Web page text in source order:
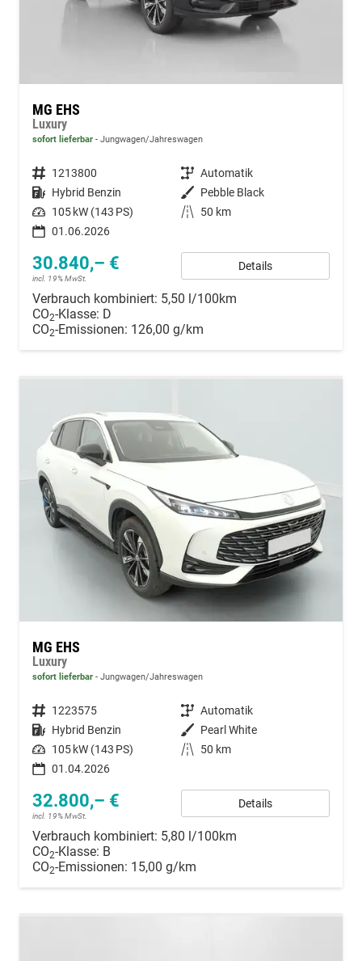
MG EHS
Luxury
sofort lieferbar Jungwagen/Jahreswagen
Fahrzeugnummer 1213800 Getriebe Automatik
Kraftstoff Hybrid Benzin Außenfarbe Pebble Black
Leistung 105 kW (143 PS) Kilometerstand
50 km
01.06.2026
30.840,– €
incl. 19% MwSt.
Details
Verbrauch kombiniert: 5,50 l/100km
CO2-Klasse: D
CO2-Emissionen: 126,00 g/km
MG EHS
Luxury
sofort lieferbar Jungwagen/Jahreswagen
Fahrzeugnummer 1223575 Getriebe Automatik
Kraftstoff Hybrid Benzin Außenfarbe Pearl White
Leistung 105 kW (143 PS) Kilometerstand
50 km
01.04.2026
32.800,– €
incl. 19% MwSt.
Details
Verbrauch kombiniert: 5,80 l/100km
CO2-Klasse: B
CO2-Emissionen: 15,00 g/km